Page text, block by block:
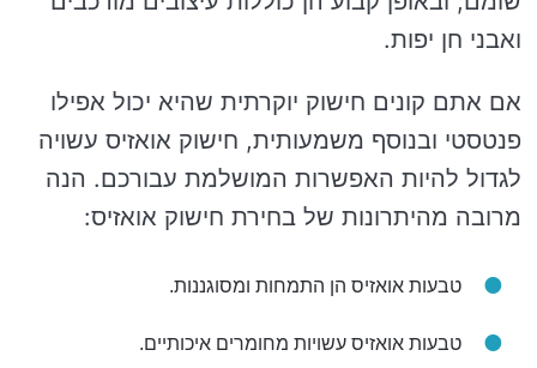
ואבני חן יפות.
אם אתם קונים חישוק יוקרתית שהיא יכול אפילו
פנטסטי ובנוסף משמעותית, חישוק אואזיס עשויה
לגדול להיות האפשרות המושלמת עבורכם. הנה
מרובה מהיתרונות של בחירת חישוק אואזיס:
טבעות אואזיס הן התמחות ומסוגננות.
טבעות אואזיס עשויות מחומרים איכותיים.